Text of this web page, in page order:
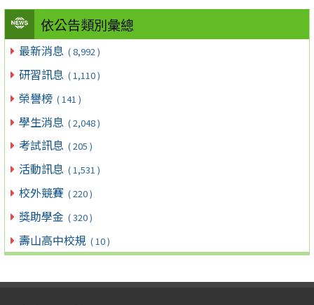
依公告類別彙總
最新消息 ( 8,992 )
研習訊息 ( 1,110 )
榮譽榜 ( 141 )
學生消息 ( 2,048 )
考試訊息 ( 205 )
活動訊息 ( 1,531 )
校外競賽 ( 220 )
獎助學金 ( 320 )
壽山高中校規 ( 10 )